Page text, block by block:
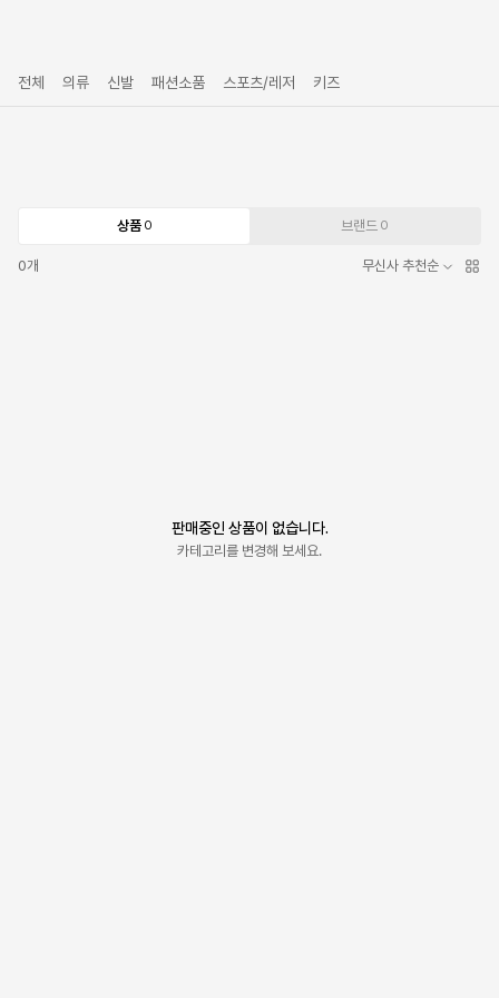
전체 의류 신발 패션소품 스포츠/레저 키즈
상품 0 브랜드 0
0개 무신사 추천순
판매중인 상품이 없습니다.
카테고리를 변경해 보세요.